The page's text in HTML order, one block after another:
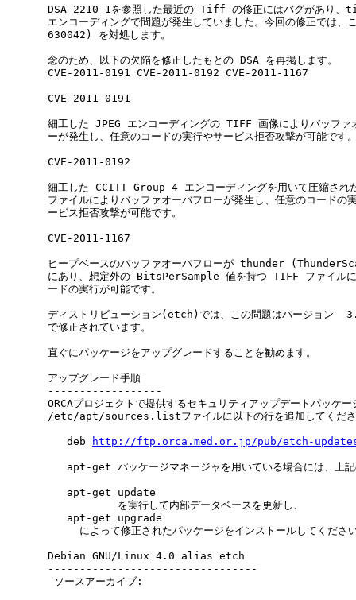
DSA-2210-1を参照した最近の Tiff の修正にはバグがあり
エンコーディングで問題が発生していました。今回の修正では、
630042) を対処します。
念のため、以下の欠陥を修正したもとの DSA を再掲します。
CVE-2011-0191 CVE-2011-0192 CVE-2011-1167
CVE-2011-0191
細工した JPEG エンコーディングの TIFF 画像によりバッファ
ーが発生し、任意のコードの実行やサービス拒否攻撃が可能です
CVE-2011-0192
細工した CCITT Group 4 エンコーディングを用いて圧縮さ
ファイルによりバッファオーバフローが発生し、任意のコードの
ービス拒否攻撃が可能です。
CVE-2011-1167
ヒープベースのバッファオーバフローが thunder
にあり、想定外の BitsPerSample 値を持つ TIFF ファイルに
ードの実行が可能です。
ディストリビューション(etch)では、この問題はバージョ
で修正されています。
直ぐにパッケージをアップグレードすることを勧めます。
アップグレード手順
------------------
ORCAプロジェクトで提供するセキュリティアップデートパッケ
/etc/apt/sources.listファイルに以下の行を追加してくださ
   deb
http://ftp.orca.med.or.jp/pub/etch-
apt-get パッケージマネージャを用いている場合には、
   apt-get update
           を実行して内部データベースを更新し、
   apt-get upgrade
によって修正されたパッケージをインストールしてくださ
Debian GNU/Linux 4.0 alias etch
---------------------------------
ソースアーカイブ: